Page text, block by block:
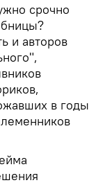
срочно
и авторов
в годы